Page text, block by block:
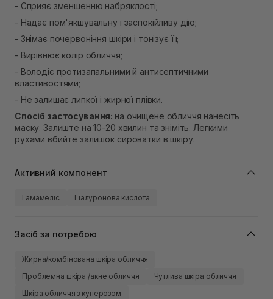
- Сприяє зменшенню набряклості;
- Надає пом'якшувальну і заспокійливу дію;
- Знімає почервоніння шкіри і тонізує її;
- Вирівнює колір обличчя;
- Володіє протизапальними й антисептичними
властивостями;
- Не залишає липкої і жирної плівки.
Спосіб застосування: на очищене обличчя нанесіть
маску. Залиште на 10-20 хвилин та зніміть. Легкими
рухами вбийте залишок сироватки в шкіру.
Активний компонент
Гамамеліс Гіалуронова кислота
Засіб за потребою
Жирна/комбінована шкіра обличчя
Проблемна шкіра /акне обличчя
Чутлива шкіра обличчя
Шкіра обличчя з куперозом